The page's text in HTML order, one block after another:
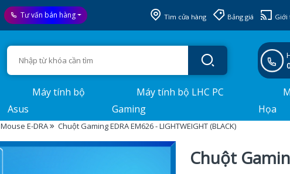
Tư vấn bán hàng Tìm cửa hàng Bảng giá Giới
Máy tính bộ
Asus
Máy tính bộ LHC PC
Gaming
Họa
Mouse E-DRA Chuột Gaming EDRA EM626 - LIGHTWEIGHT (BLACK)
Chuột